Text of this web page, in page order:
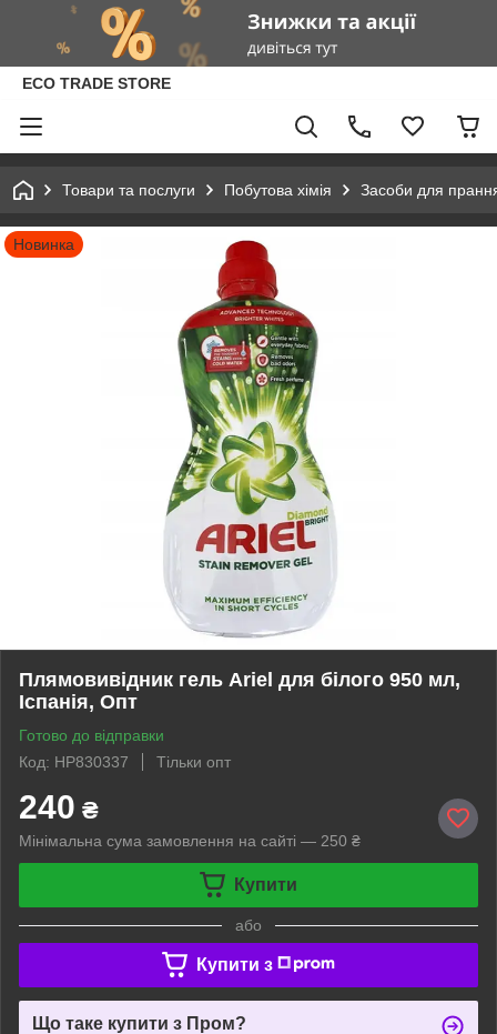
ECO TRADE STORE
Товари та послуги Побутова хімія Засоби для
Новинка
Плямовивідник гель Ariel для білого 950 мл,
Іспанія, Опт
Готово до відправки
Код: HP830337
Тільки опт
240 ₴
Мінімальна сума замовлення на сайті — 250 ₴
Купити
або
Купити з
Що таке купити з Пром?